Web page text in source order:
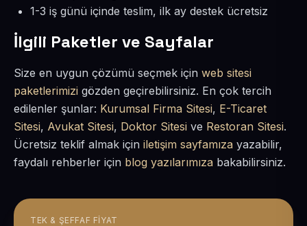
1-3 iş günü içinde teslim, ilk ay destek ücretsiz
İlgili Paketler ve Sayfalar
Size en uygun çözümü seçmek için web sitesi
paketlerimizi gözden geçirebilirsiniz. En çok tercih
edilenler şunlar: Kurumsal Firma Sitesi, E-Ticaret
Sitesi, Avukat Sitesi, Doktor Sitesi ve Restoran Sitesi.
Ücretsiz teklif almak için iletişim sayfamıza yazabilir,
faydalı rehberler için blog yazılarımıza bakabilirsiniz.
TEK & ŞEFFAF FIYAT